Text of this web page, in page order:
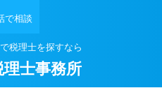
で相談
税理士を探すなら
士事務所